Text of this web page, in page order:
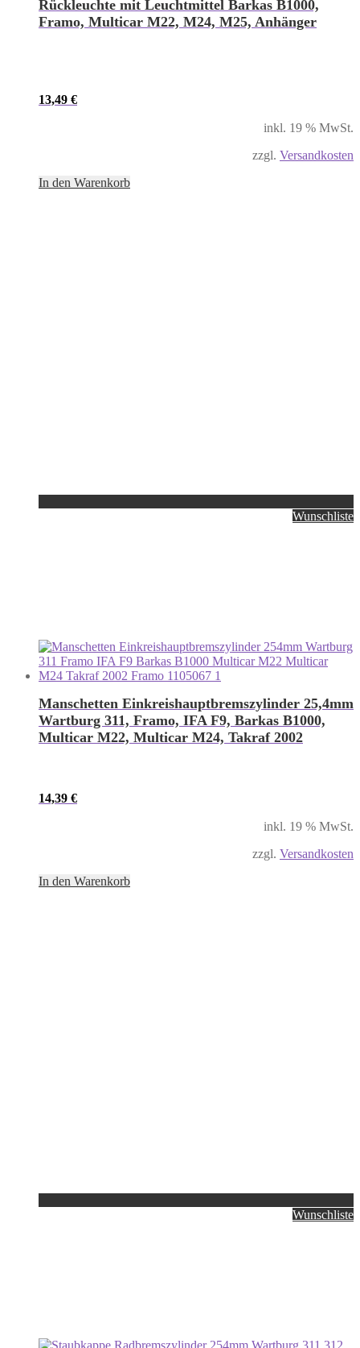
Rückleuchte mit Leuchtmittel Barkas B1000,
Framo, Multicar M22, M24, M25, Anhänger
13,49 €
inkl. 19 % MwSt.
zzgl. Versandkosten
In den Warenkorb
Wunschliste
Manschetten Einkreishauptbremszylinder 25,4mm
Wartburg 311, Framo, IFA F9, Barkas B1000,
Multicar M22, Multicar M24, Takraf 2002
14,39 €
inkl. 19 % MwSt.
zzgl. Versandkosten
In den Warenkorb
Wunschliste